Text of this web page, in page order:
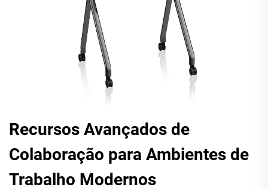
Recursos Avançados de
Colaboração para Ambientes de
Trabalho Modernos